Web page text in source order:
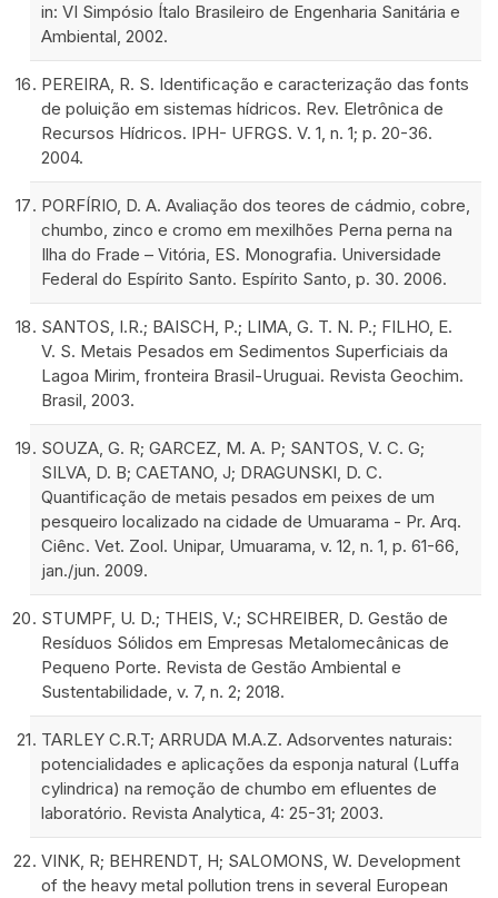
in: VI Simpósio Ítalo Brasileiro de Engenharia Sanitária e
Ambiental, 2002.
PEREIRA, R. S. Identificação e caracterização das fonts
de poluição em sistemas hídricos. Rev. Eletrônica de
Recursos Hídricos. IPH- UFRGS. V. 1, n. 1; p. 20-36.
2004.
PORFÍRIO, D. A. Avaliação dos teores de cádmio, cobre,
chumbo, zinco e cromo em mexilhões Perna perna na
Ilha do Frade – Vitória, ES. Monografia. Universidade
Federal do Espírito Santo. Espírito Santo, p. 30. 2006.
SANTOS, I.R.; BAISCH, P.; LIMA, G. T. N. P.; FILHO, E.
V. S. Metais Pesados em Sedimentos Superficiais da
Lagoa Mirim, fronteira Brasil-Uruguai. Revista Geochim.
Brasil, 2003.
SOUZA, G. R; GARCEZ, M. A. P; SANTOS, V. C. G;
SILVA, D. B; CAETANO, J; DRAGUNSKI, D. C.
Quantificação de metais pesados em peixes de um
pesqueiro localizado na cidade de Umuarama - Pr. Arq.
Ciênc. Vet. Zool. Unipar, Umuarama, v. 12, n. 1, p. 61-66,
jan./jun. 2009.
STUMPF, U. D.; THEIS, V.; SCHREIBER, D. Gestão de
Resíduos Sólidos em Empresas Metalomecânicas de
Pequeno Porte. Revista de Gestão Ambiental e
Sustentabilidade, v. 7, n. 2; 2018.
TARLEY C.R.T; ARRUDA M.A.Z. Adsorventes naturais:
potencialidades e aplicações da esponja natural (Luffa
cylindrica) na remoção de chumbo em efluentes de
laboratório. Revista Analytica, 4: 25-31; 2003.
VINK, R; BEHRENDT, H; SALOMONS, W. Development
of the heavy metal pollution trens in several European